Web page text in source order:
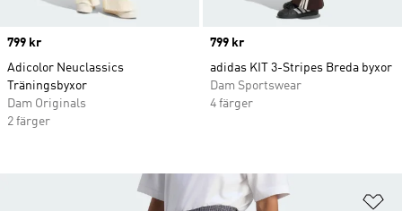
Price
799 kr
Adicolor Neuclassics
Träningsbyxor
Dam Originals
2 färger
Price
799 kr
adidas KIT 3-Stripes Breda byxor
Dam Sportswear
4 färger